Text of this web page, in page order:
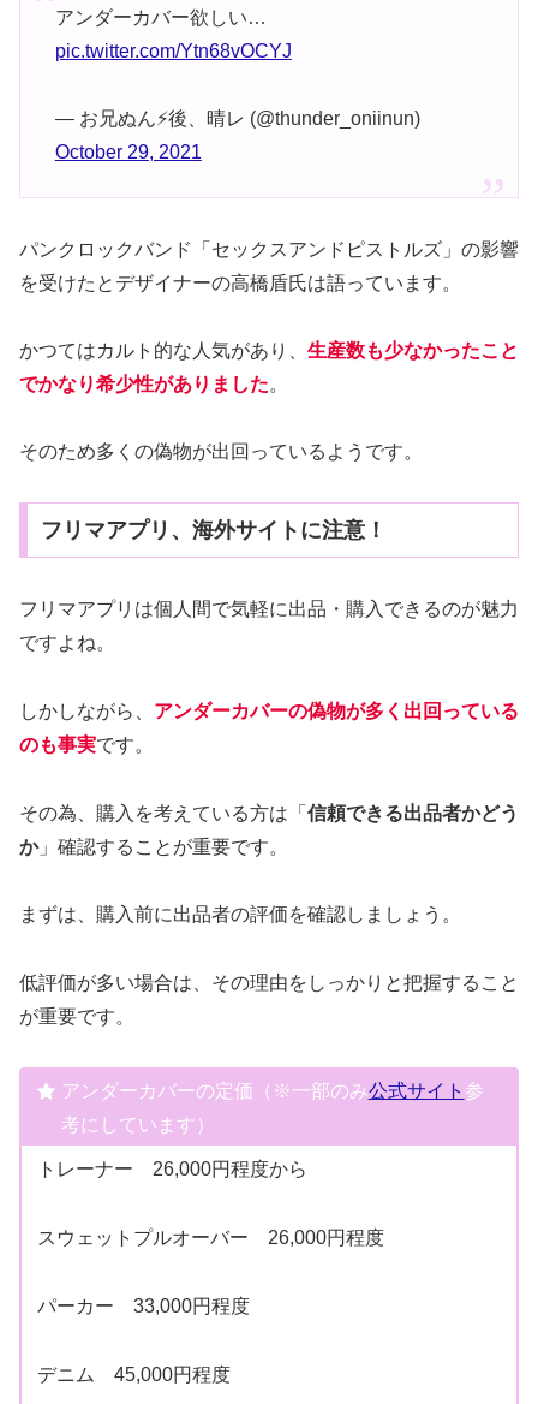
アンダーカバー欲しい…
pic.twitter.com/Ytn68vOCYJ
— お兄ぬん⚡️後、晴レ (@thunder_oniinun)
October 29, 2021
パンクロックバンド「セックスアンドピストルズ」の影響
を受けたとデザイナーの高橋盾氏は語っています。
かつてはカルト的な人気があり、 生産数も少なかったこと
でかなり希少性がありました。
そのため多くの偽物が出回っているようです。
フリマアプリ、海外サイトに注意！
フリマアプリは個人間で気軽に出品・購入できるのが魅力
ですよね。
しかしながら、 アンダーカバーの偽物が多く出回っている
のも事実です。
その為、購入を考えている方は「 信頼できる出品者かどう
か」確認することが重要です。
まずは、購入前に出品者の評価を確認しましょう。
低評価が多い場合は、その理由をしっかりと把握すること
が重要です。
アンダーカバーの定価（※一部のみ公式サイト 参
考にしています）
トレーナー 26,000円程度から
スウェットプルオーバー 26,000円程度
パーカー 33,000円程度
デニム 45,000円程度